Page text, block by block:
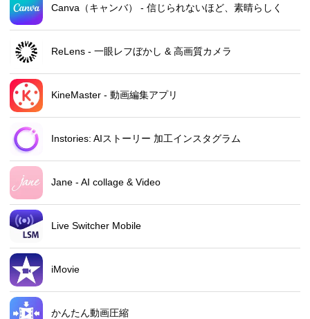
Canva（キャンバ） - 信じられないほど、素晴らしく
ReLens - 一眼レフぼかし & 高画質カメラ
KineMaster - 動画編集アプリ
Instories: AIストーリー 加工インスタグラム
Jane - AI collage & Video
Live Switcher Mobile
iMovie
かんたん動画圧縮